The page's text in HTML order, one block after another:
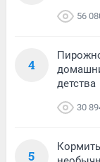
56
4
детства
30
5